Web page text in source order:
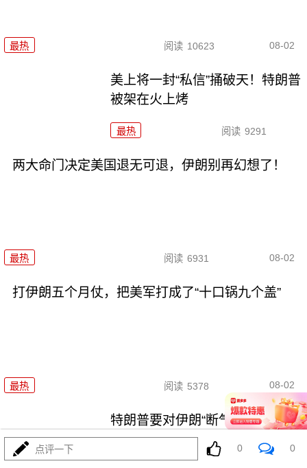
最热 阅读 10623 08-02
美上将一封“私信”捅破天！特朗普
被架在火上烤
最热 阅读 9291
两大命门决定美国退无可退，伊朗别再幻想了！
最热 阅读 6931 08-02
打伊朗五个月仗，把美军打成了“十口锅九个盖”
最热 阅读 5378 08-02
特朗普要对伊朗“断气断电”？这豪
赌让全球买单
点评一下 0 0